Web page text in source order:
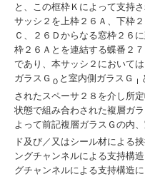
と、この框枠Ｋによって支持
サッシ２を上枠２６Ａ、下枠
Ｃ、２６Ｄからなる窓枠２６
枠２６Ａとを連結する蝶番２
であり、本サッシ２において
ガラスＧ Ｏ と室内側ガラスＧ Ｉ
されたスペーサ２８を介し所
状態で組み合わされた複層ガ
よって前記複層ガラスＧの内
ド及び／又はシール材による
ングチャンネルによる支持構
グチャンネルによる支持構造